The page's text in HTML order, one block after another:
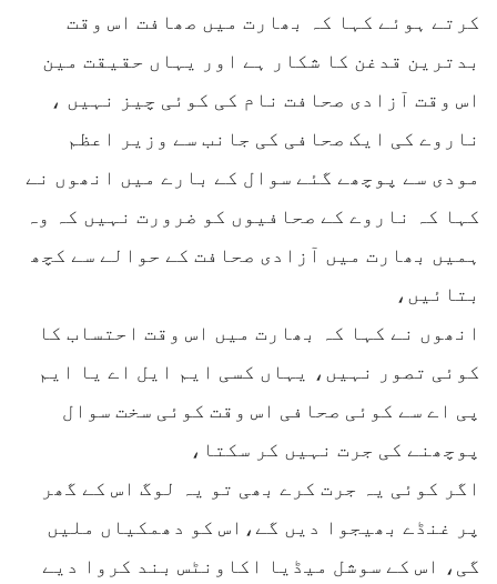
کرتے ہوئے کہا کہ بھارت میں صھافت اس وقت
بدترین قدغن کا شکار ہے اور یہاں حقیقت مین
اس وقت آزادی صحافت نام کی کوئی چیز نہیں ،
ناروے کی ایک صحافی کی جانب سے وزیر اعظم
مودی سے پوچھے گئے سوال کے بارے میں انھوں نے
کہا کہ ناروے کے صحافیوں کو ضرورت نہیں کہ وہ
ہمیں بھارت میں آزادی صحافت کے حوالے سے کچھ
بتائیں،
انھوں نے کہا کہ بھارت میں اس وقت احتساب کا
کوئی تصور نہیں، یہاں کسی ایم ایل اے یا ایم
پی اے سے کوئی صحافی اس وقت کوئی سخت سوال
پوچھنے کی جرت نہیں کر سکتا،
اگر کوئی یہ جرت کرے بھی تو یہ لوگ اس کے گھر
پر غنڈے بھیجوا دیں گے،اس کو دھمکیاں ملیں
گی، اس کے سوشل میڈیا اکاونٹس بند کروا دیے